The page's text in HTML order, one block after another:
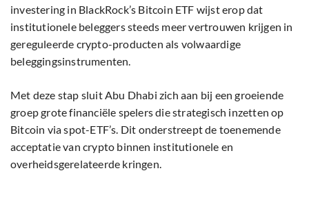
investering in BlackRock’s Bitcoin ETF wijst erop dat
institutionele beleggers steeds meer vertrouwen krijgen in
gereguleerde crypto-producten als volwaardige
beleggingsinstrumenten.
Met deze stap sluit Abu Dhabi zich aan bij een groeiende
groep grote financiële spelers die strategisch inzetten op
Bitcoin via spot-ETF’s. Dit onderstreept de toenemende
acceptatie van crypto binnen institutionele en
overheidsgerelateerde kringen.